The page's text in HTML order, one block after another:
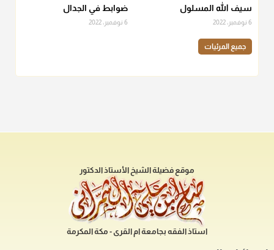
سيف الله المسلول
6 نوفمبر، 2022
ضوابط في الجدال
6 نوفمبر، 2022
جميع المرئيات
موقع فضيلة الشيخ الأستاذ الدكتور
استاذ الفقه بجامعة ام القرى - مكة المكرمة